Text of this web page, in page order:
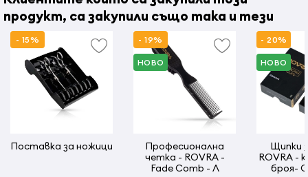
Изработен от антистатичен, гъвкав материал
Страна на произход:
P.R.C
продукт, са закупили също така и тези
- 15%
Поставка за ножици
- 19%
НОВО
Професионална
четка - ROVRA -
Fade Comb - Л
- 20%
НОВО
Щипки
ROVRA -
броя-